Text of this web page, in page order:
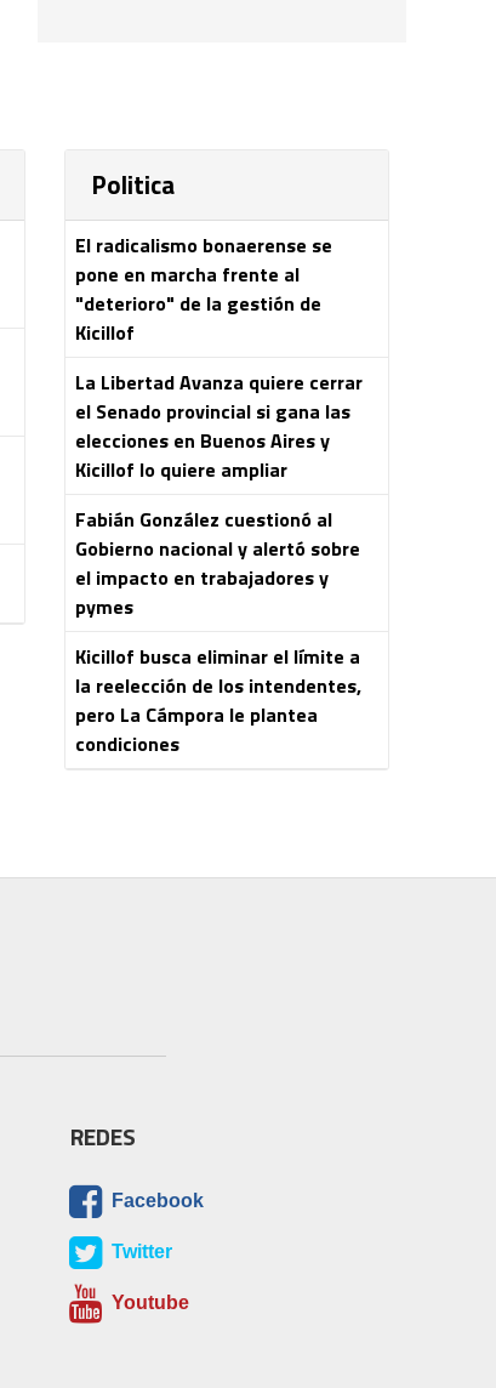
Politica
El radicalismo bonaerense se
pone en marcha frente al
"deterioro" de la gestión de
Kicillof
La Libertad Avanza quiere cerrar
el Senado provincial si gana las
elecciones en Buenos Aires y
Kicillof lo quiere ampliar
Fabián González cuestionó al
Gobierno nacional y alertó sobre
el impacto en trabajadores y
pymes
Kicillof busca eliminar el límite a
la reelección de los intendentes,
pero La Cámpora le plantea
condiciones
REDES
Facebook
Twitter
Youtube